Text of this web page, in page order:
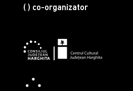
( ) co-organizator